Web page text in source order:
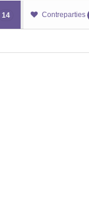
14 Contreparties